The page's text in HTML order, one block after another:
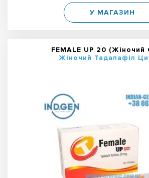
У МАГАЗИН
FEMALE UP 20 (Жіночий
Жіночий Тадалафіл